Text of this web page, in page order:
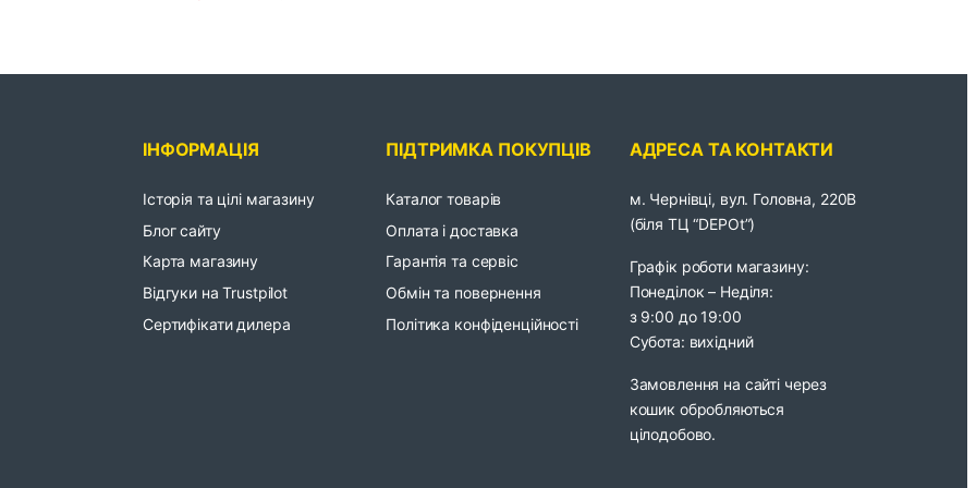
ІНФОРМАЦІЯ
Історія та цілі магазину
Блог сайту
Карта магазину
Відгуки на Trustpilot
Сертифікати дилера
ПІДТРИМКА ПОКУПЦІВ
Каталог товарів
Оплата і доставка
Гарантія та сервіс
Обмін та повернення
Політика конфіденційності
АДРЕСА ТА КОНТАКТИ
м. Чернівці, вул. Головна, 220В
(біля ТЦ “DEPOt”)
Графік роботи магазину:
Понеділок – Неділя:
з 9:00 до 19:00
Субота: вихідний
Замовлення на сайті через
кошик обробляються
цілодобово.